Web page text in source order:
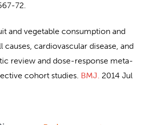
72.
and vegetable consumption and
cardiovascular disease, and
review and dose-response meta-
cohort studies. BMJ. 2014 Jul